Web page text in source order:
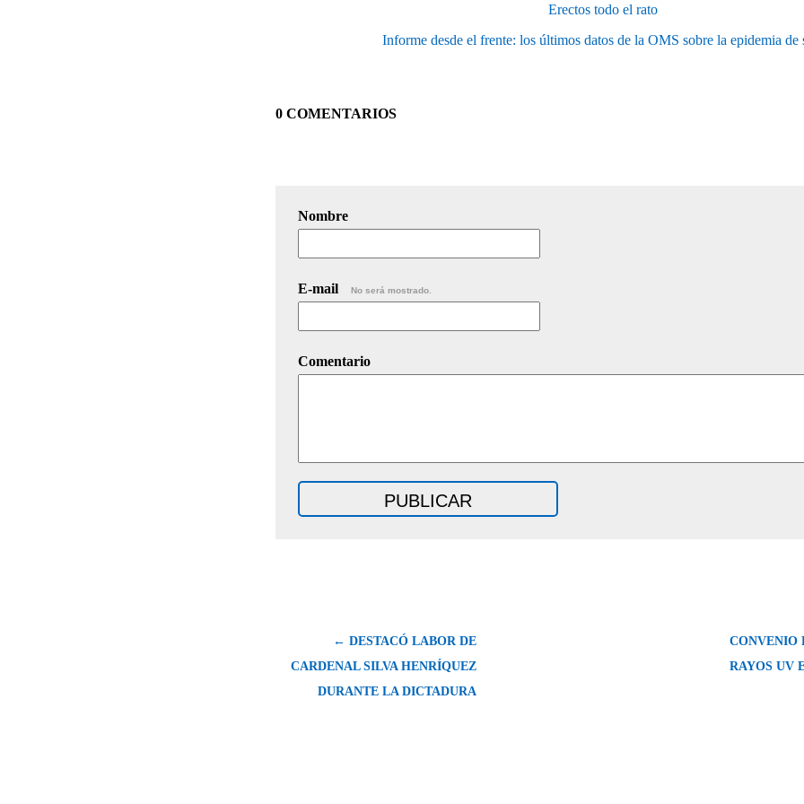
Erectos todo el rato
Informe desde el frente: los últimos datos de la OMS sobre la epidemia de
0 COMENTARIOS
Nombre
E-mail No será mostrado.
Comentario
← DESTACÓ LABOR DE
CARDENAL SILVA HENRÍQUEZ
DURANTE LA DICTADURA
CONVENIO
RAYOS UV